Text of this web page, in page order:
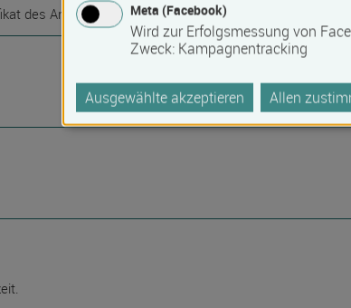
des Anbieters Meta (Facebook)
Wird zur Erfolgsmessung von
Zweck: Kampagnentracking
Ausgewählte akzeptieren Allen